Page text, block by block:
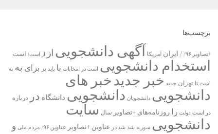
برچسب‌ها
+تصاویر ۹۶/ / ایران آمریکا آگهی دانشجویی از از است! است
استخدام دانشجویی است در انتخابات با باید بر برای به به
است تا تهران جدید خبر جدیدخبر های
دانشجویی دانشجویان دانشجویی دانشگاه در درباره
در ﺍﺳﺖ دولت را روزنامه‌های +تصاویر سال سایت
دانشجویی سوریه شد شد در عناوین +تصاویر عناوین ۹۶/ مردم ملی و